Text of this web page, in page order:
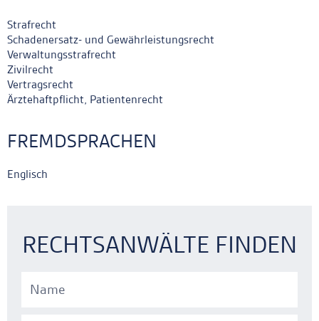
Strafrecht
Schadenersatz- und Gewährleistungsrecht
Verwaltungsstrafrecht
Zivilrecht
Vertragsrecht
Ärztehaftpflicht, Patientenrecht
FREMDSPRACHEN
Englisch
RECHTSANWÄLTE FINDEN